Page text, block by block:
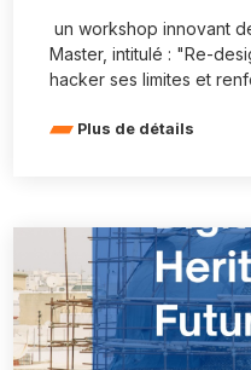
un workshop innovant
Master, intitulé : "Re-
hacker ses limites et
Plus de détails